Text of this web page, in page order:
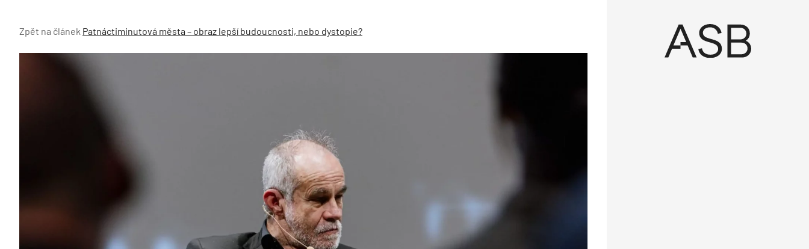
Zpět na článek Patnáctiminutová města – obraz lepší budoucnosti, nebo dystopie?